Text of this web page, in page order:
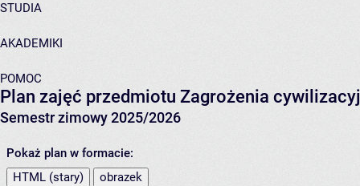
STUDIA
AKADEMIKI
POMOC
Plan zajęć przedmiotu Zagrożenia
Semestr zimowy 2025/2026
Pokaż plan w formacie:
HTML (stary)
obrazek